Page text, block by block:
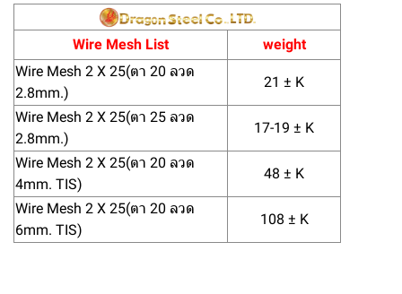
Wire Mesh List
weight
Wire Mesh 2 X 25(ตา 20 ลวด
2.8mm.)
21 ± K
Wire Mesh 2 X 25(ตา 25 ลวด
2.8mm.)
17-19 ± K
Wire Mesh 2 X 25(ตา 20 ลวด
4mm. TIS)
48 ± K
Wire Mesh 2 X 25(ตา 20 ลวด
6mm. TIS)
108 ± K